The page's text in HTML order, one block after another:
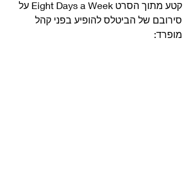
קטע מתוך הסרט Eight Days a Week על
סירובם של הביטלס להופיע בפני קהל
מופרד: